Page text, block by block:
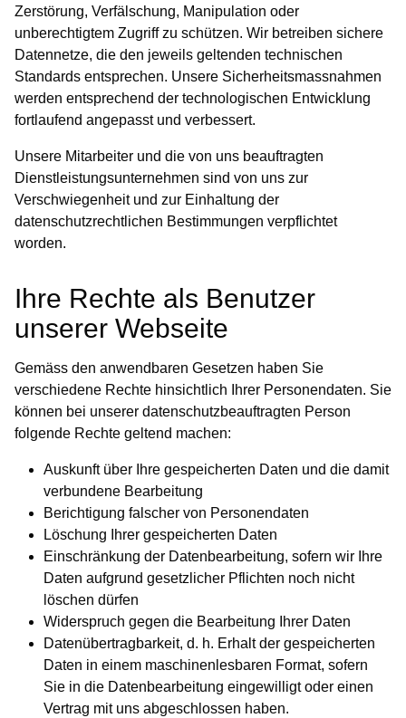
Zerstörung, Verfälschung, Manipulation oder
unberechtigtem Zugriff zu schützen. Wir betreiben sichere
Datennetze, die den jeweils geltenden technischen
Standards entsprechen. Unsere Sicherheitsmassnahmen
werden entsprechend der technologischen Entwicklung
fortlaufend angepasst und verbessert.
Unsere Mitarbeiter und die von uns beauftragten
Dienstleistungsunternehmen sind von uns zur
Verschwiegenheit und zur Einhaltung der
datenschutzrechtlichen Bestimmungen verpflichtet
worden.
Ihre Rechte als Benutzer
unserer Webseite
Gemäss den anwendbaren Gesetzen haben Sie
verschiedene Rechte hinsichtlich Ihrer Personendaten. Sie
können bei unserer datenschutzbeauftragten Person
folgende Rechte geltend machen:
Auskunft über Ihre gespeicherten Daten und die damit
verbundene Bearbeitung
Berichtigung falscher von Personendaten
Löschung Ihrer gespeicherten Daten
Einschränkung der Datenbearbeitung, sofern wir Ihre
Daten aufgrund gesetzlicher Pflichten noch nicht
löschen dürfen
Widerspruch gegen die Bearbeitung Ihrer Daten
Datenübertragbarkeit, d. h. Erhalt der gespeicherten
Daten in einem maschinenlesbaren Format, sofern
Sie in die Datenbearbeitung eingewilligt oder einen
Vertrag mit uns abgeschlossen haben.